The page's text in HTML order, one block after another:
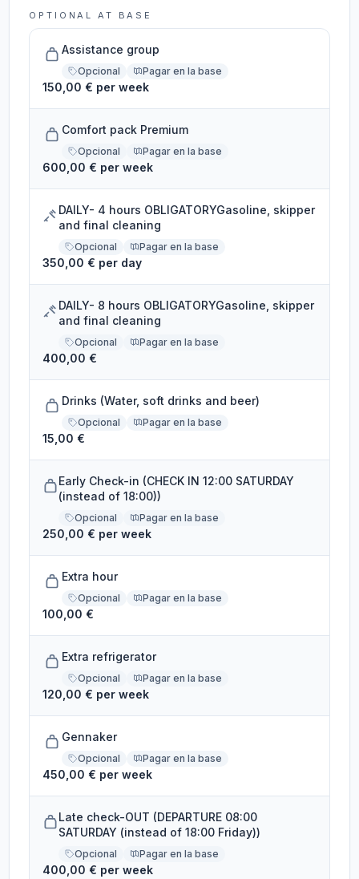
OPTIONAL AT BASE
Assistance group
Opcional Pagar en la base
150,00 € per week
Comfort pack Premium
Opcional Pagar en la base
600,00 € per week
DAILY- 4 hours OBLIGATORYGasoline, skipper
and final cleaning
Opcional Pagar en la base
350,00 € per day
DAILY- 8 hours OBLIGATORYGasoline, skipper
and final cleaning
Opcional Pagar en la base
400,00 €
Drinks (Water, soft drinks and beer)
Opcional Pagar en la base
15,00 €
Early Check-in (CHECK IN 12:00 SATURDAY
(instead of 18:00))
Opcional Pagar en la base
250,00 € per week
Extra hour
Opcional Pagar en la base
100,00 €
Extra refrigerator
Opcional Pagar en la base
120,00 € per week
Gennaker
Opcional Pagar en la base
450,00 € per week
Late check-OUT (DEPARTURE 08:00
SATURDAY (instead of 18:00 Friday))
Opcional Pagar en la base
400,00 € per week